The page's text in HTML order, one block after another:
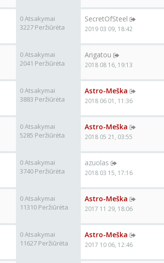
0 Atsakymai
3227 Peržiūrėta
SecretOfSteel
2019 03 09, 18:42
0 Atsakymai
2041 Peržiūrėta
Arigatou
2018 08 16, 19:13
0 Atsakymai
3883 Peržiūrėta
Astro-Meška
2018 06 01, 11:36
0 Atsakymai
5285 Peržiūrėta
Astro-Meška
2018 05 21, 03:55
0 Atsakymai
3740 Peržiūrėta
azuolas
2018 03 15, 17:16
0 Atsakymai
11310 Peržiūrėta
Astro-Meška
2017 11 29, 18:06
0 Atsakymai
11627 Peržiūrėta
Astro-Meška
2017 10 06, 12:46